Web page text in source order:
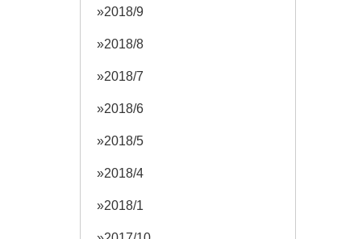
2018/9
2018/8
2018/7
2018/6
2018/5
2018/4
2018/1